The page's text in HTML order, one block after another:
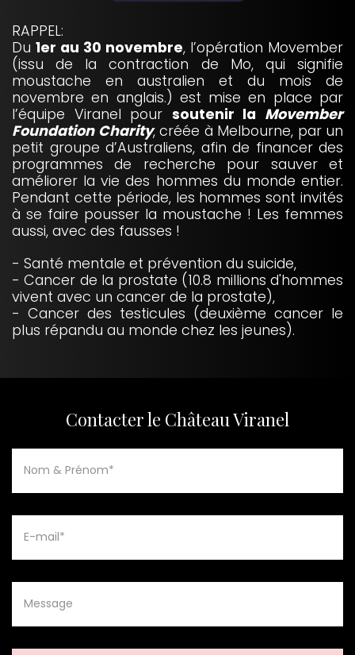
RAPPEL:
Du 1er au 30 novembre, l’opération Movember
(issu de la contraction de Mo, qui signifie
moustache en australien et du mois de
novembre en anglais.) est mise en place par
l’équipe Viranel pour soutenir la Movember
Foundation Charity, créée à Melbourne, par un
petit groupe d’Australiens, afin de financer des
programmes de recherche pour sauver et
améliorer la vie des hommes du monde entier.
Pendant cette période, les hommes sont invités
à se faire pousser la moustache ! Les femmes
aussi, avec des fausses !
- Santé mentale et prévention du suicide,
- Cancer de la prostate (10.8 millions d'hommes
vivent avec un cancer de la prostate),
- Cancer des testicules (deuxième cancer le
plus répandu au monde chez les jeunes).
Contacter le Château Viranel